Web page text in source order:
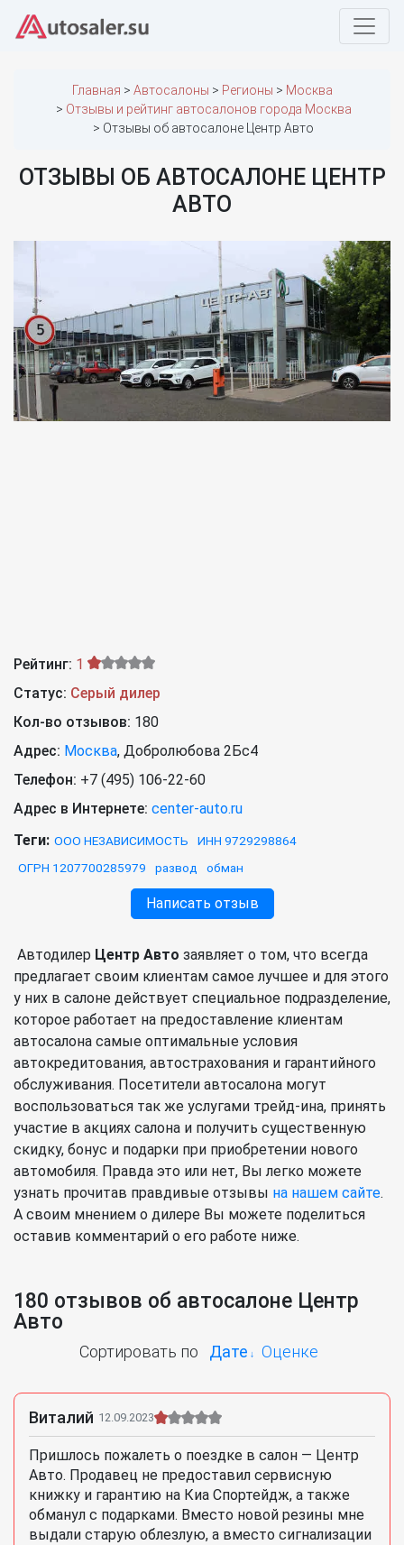
Главная Автосалоны Регионы
Москва
Отзывы и рейтинг автосалонов города Москва
Отзывы об автосалоне Центр Авто
ОТЗЫВЫ ОБ АВТОСАЛОНЕ ЦЕНТР
АВТО
Рейтинг: 1
Статус: Серый дилер
Кол-во отзывов: 180
Адрес: Москва, Добролюбова 2Бс4
Телефон: +7 (495) 106-22-60
Адрес в Интернете: center-auto.ru
Теги: ООО НЕЗАВИСИМОСТЬ
ИНН 9729298864
ОГРН 1207700285979
развод обман
Написать отзыв
Автодилер Центр Авто заявляет о том, что всегда
предлагает своим клиентам самое лучшее и для этого
у них в салоне действует специальное подразделение,
которое работает на предоставление клиентам
автосалона самые оптимальные условия
автокредитования, автострахования и гарантийного
обслуживания. Посетители автосалона могут
воспользоваться так же услугами трейд-ина, принять
участие в акциях салона и получить существенную
скидку, бонус и подарки при приобретении нового
автомобиля. Правда это или нет, Вы легко можете
узнать прочитав правдивые отзывы на нашем сайте.
А своим мнением о дилере Вы можете поделиться
оставив комментарий о его работе ниже.
180 отзывов об автосалоне Центр
Авто
Сортировать по Дате Оценке
Виталий 12.09.2023
Пришлось пожалеть о поездке в салон — Центр
Авто. Продавец не предоставил сервисную
книжку и гарантию на Киа Спортейдж, а также
обманул с подарками. Вместо новой резины мне
выдали старую облезлую, а вместо сигнализации